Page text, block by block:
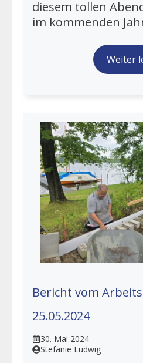
diesem tollen
im kommenden
Weiter
Bericht vom
25.05.2024
30. Mai 2024
Stefanie Ludwig